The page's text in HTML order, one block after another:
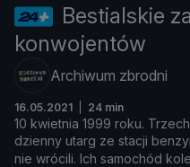
Bestialskie
konwojentów
Archiwum zbrodni
16.05.2021 24 min
10 kwietnia 1999 roku. Trzech
dzienny utarg ze stacji
nie wrócili. Ich samochód